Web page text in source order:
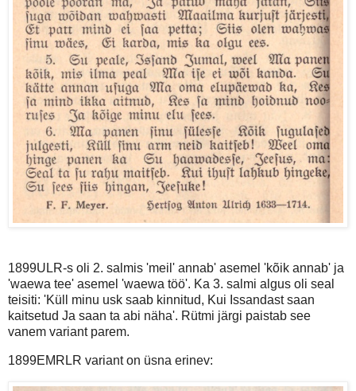
1899ULR-s oli 2. salmis 'meil' annab' asemel 'kõik annab' ja
'waewa tee' asemel 'waewa töö'. Ka 3. salmi algus oli seal
teisiti: 'Küll minu usk saab kinnitud, Kui Issandast saan
kaitsetud Ja saan ta abi näha'. Rütmi järgi paistab see
vanem variant parem.
1899EMRLR variant on üsna erinev: